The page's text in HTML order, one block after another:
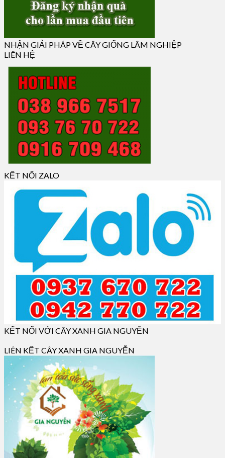
NHẬN GIẢI PHÁP VỀ CÂY GIỐNG LÂM NGHIỆP
LIÊN HỆ
KẾT NỐI ZALO
KẾT NỐI VỚI CÂY XANH GIA NGUYỄN
LIÊN KẾT CÂY XANH GIA NGUYỄN